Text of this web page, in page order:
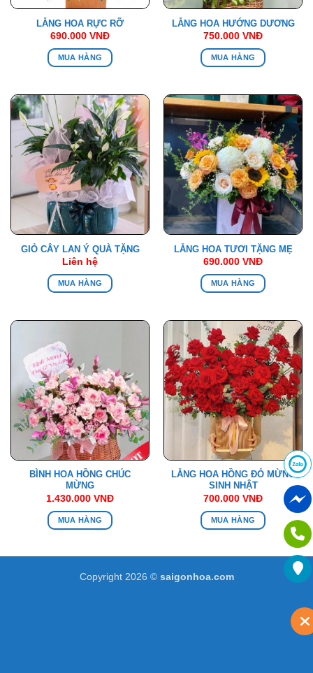
LẴNG HOA RỰC RỠ
690.000 VNĐ
MUA HÀNG
LẴNG HOA HƯỚNG DƯƠNG
750.000 VNĐ
MUA HÀNG
GIỎ CÂY LAN Ý QUÀ TẶNG
Liên hệ
MUA HÀNG
LẴNG HOA TƯƠI TẶNG MẸ
690.000 VNĐ
MUA HÀNG
BÌNH HOA HỒNG CHÚC
MỪNG
1.430.000 VNĐ
MUA HÀNG
LẴNG HOA HỒNG ĐỎ MỪNG
SINH NHẬT
700.000 VNĐ
MUA HÀNG
Copyright 2026 © saigonhoa.com